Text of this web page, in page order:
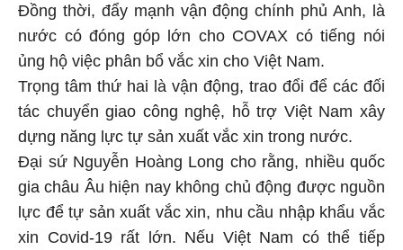
Đồng thời, đẩy mạnh vận động chính phủ Anh, là
nước có đóng góp lớn cho COVAX có tiếng nói
ủng hộ việc phân bổ vắc xin cho Việt Nam.
Trọng tâm thứ hai là vận động, trao đổi để các đối
tác chuyển giao công nghệ, hỗ trợ Việt Nam xây
dựng năng lực tự sản xuất vắc xin trong nước.
Đại sứ Nguyễn Hoàng Long cho rằng, nhiều quốc
gia châu Âu hiện nay không chủ động được nguồn
lực để tự sản xuất vắc xin, nhu cầu nhập khẩu vắc
xin Covid-19 rất lớn. Nếu Việt Nam có thể tiếp